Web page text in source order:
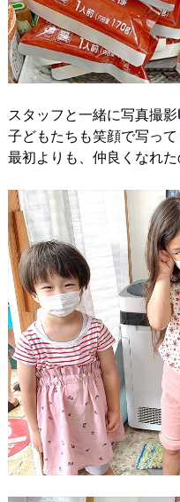
スタッフと一緒に写真撮影
子どもたちも笑顔で写って
最初よりも、仲良くなれ